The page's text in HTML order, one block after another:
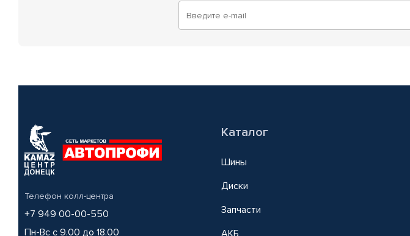
Телефон колл-центра
+7 949 00-00-550
Пн-Вс с 9.00 до 18.00
Каталог
Шины
Диски
Запчасти
АКБ